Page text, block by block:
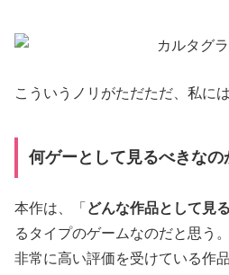
こういうノリがただただ、私には
何ゲーとして見るべきなの
本作は、「 どんな作品として見
るタイプのゲームなのだと思う。
非常に高い評価を受けている作